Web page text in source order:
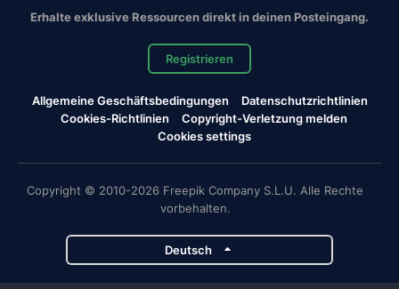
Erhalte exklusive Ressourcen direkt in deinen Posteingang.
Registrieren
Allgemeine Geschäftsbedingungen
Datenschutzrichtlinien
Cookies-Richtlinien
Copyright-Verletzung melden
Cookies settings
Copyright © 2010-2026 Freepik Company S.L.U. Alle Rechte
vorbehalten.
Deutsch